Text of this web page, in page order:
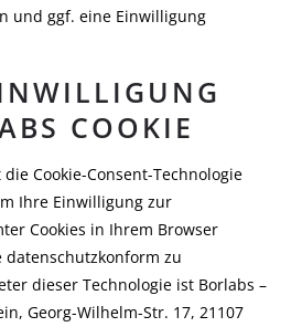
und ggf. eine Einwilligung
COOKIE
Cookie-Consent-Technologie
Ihre Einwilligung zur
Cookies in Ihrem Browser
zu
dieser Technologie ist Borlabs –
Georg-Wilhelm-Str. 17, 21107